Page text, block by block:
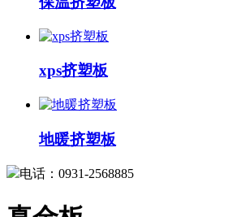
xps挤塑板
地暖挤塑板
电话：0931-2568885